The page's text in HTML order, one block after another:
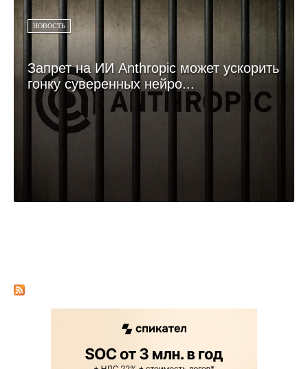
НОВОСТЬ
Запрет на ИИ Anthropic может ускорить
гонку суверенных нейро...